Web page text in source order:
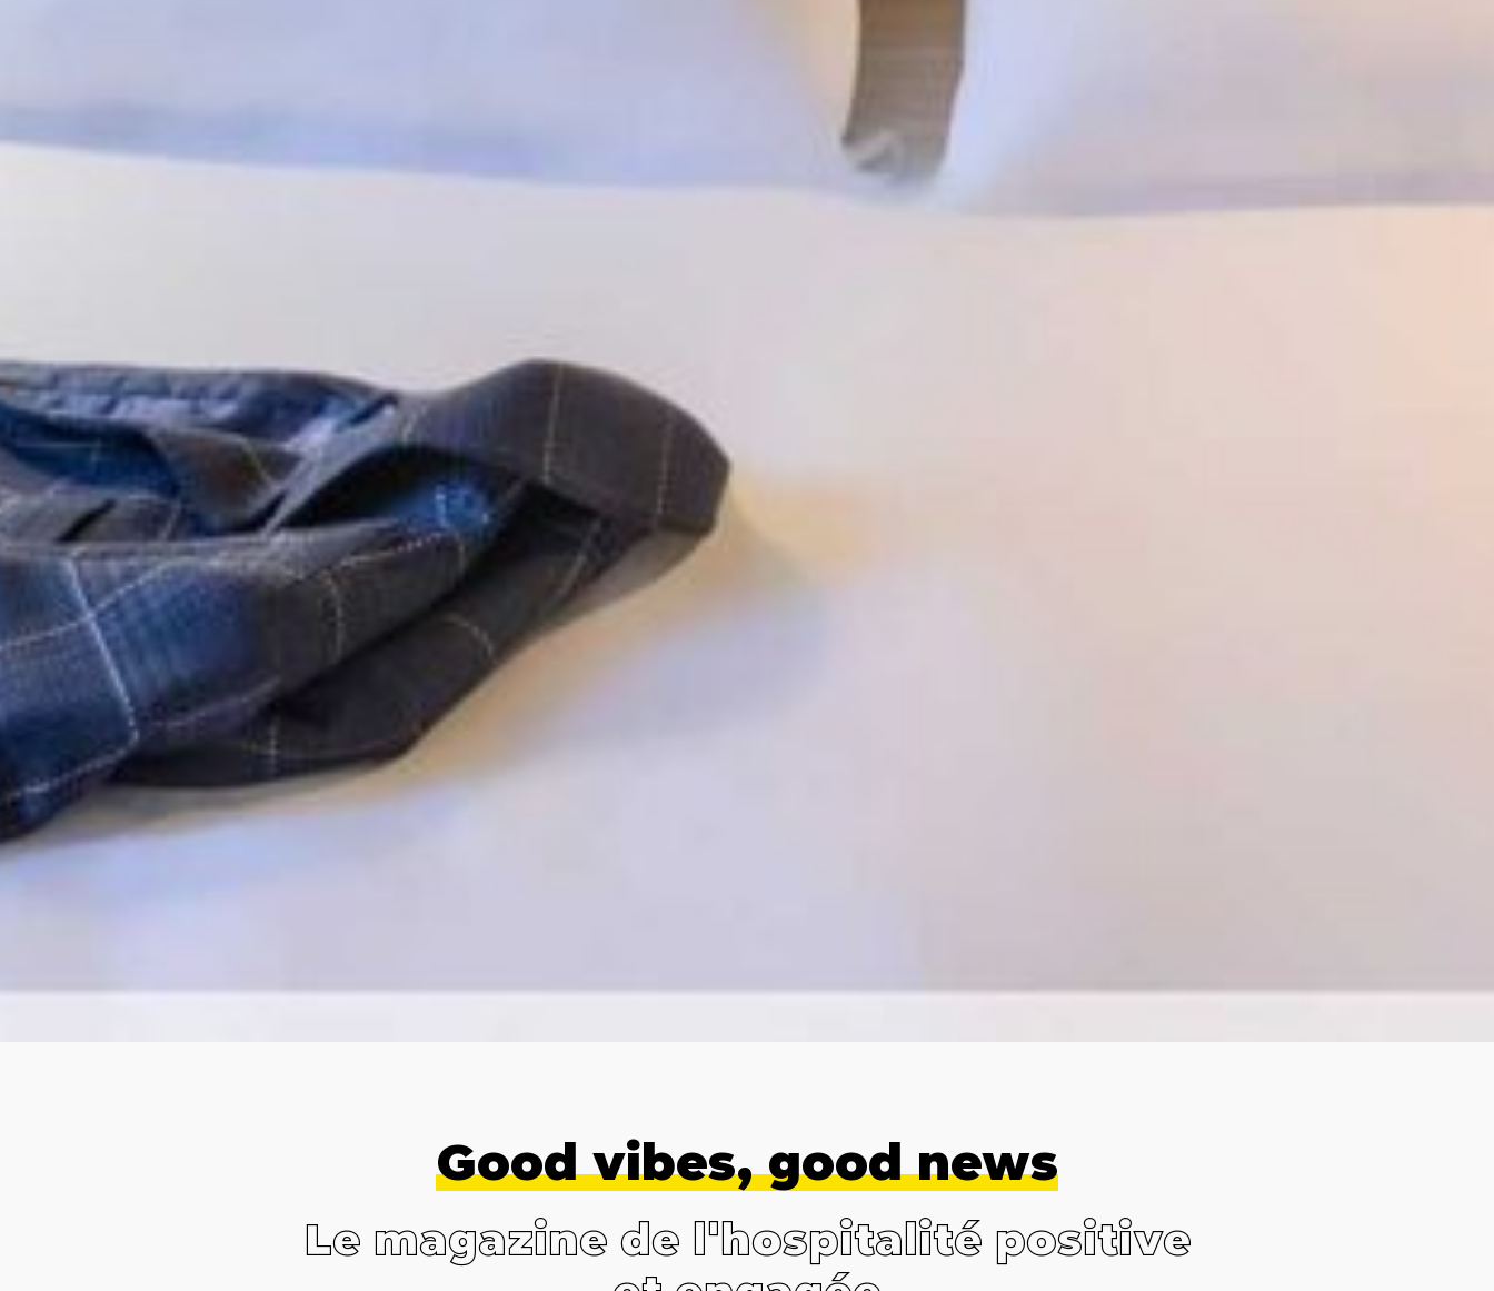
Good vibes, good news
Le magazine de l'hospitalité positive